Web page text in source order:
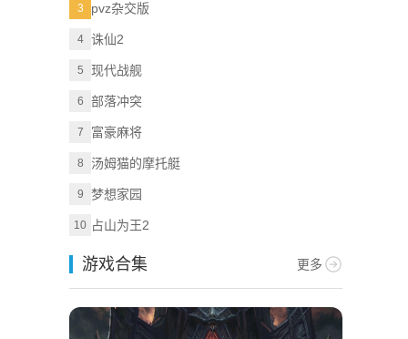
3 pvz杂交版
4 诛仙2
5 现代战舰
6 部落冲突
7 富豪麻将
8 汤姆猫的摩托艇
9 梦想家园
10 占山为王2
游戏合集 更多